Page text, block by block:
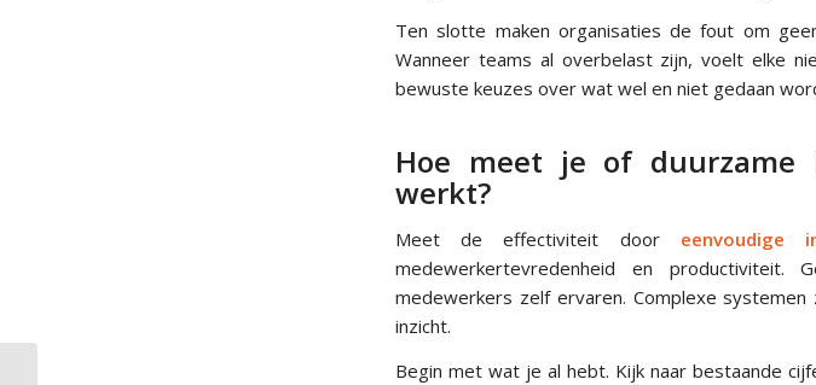
Ten slotte maken organisaties de fout om
Wanneer teams al overbelast zijn, voelt elke
bewuste keuzes over wat wel en niet gedaan
Hoe meet je of duurzame
werkt?
Meet de effectiviteit door eenvoudige
medewerkertevredenheid en
medewerkers zelf ervaren. Complexe
inzicht.
Begin met wat je al hebt. Kijk naar bestaande